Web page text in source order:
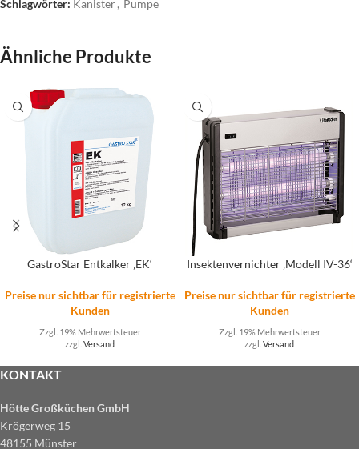
Schlagwörter: Kanister, Pumpe
Ähnliche Produkte
GastroStar Entkalker ‚EK‘
Preise nur sichtbar für registrierte
Kunden
Zzgl. 19% Mehrwertsteuer
zzgl. Versand
Insektenvernichter ‚Modell IV-36‘
Preise nur sichtbar für registrierte
Kunden
Zzgl. 19% Mehrwertsteuer
zzgl. Versand
KONTAKT
Hötte Großküchen GmbH
Krögerweg 15
48155 Münster